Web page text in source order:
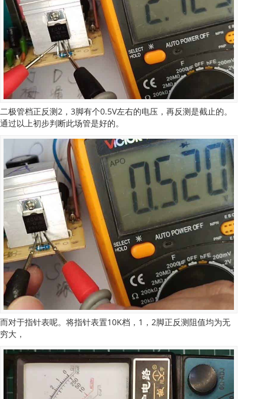
二极管档正反测2，3脚有个0.5V左右的电压，再反测是截止的。
通过以上初步判断此场管是好的。
而对于指针表呢。将指针表置10K档，1，2脚正反测阻值均为无
穷大，